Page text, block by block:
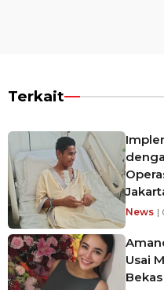
Terkait
News |
Usai